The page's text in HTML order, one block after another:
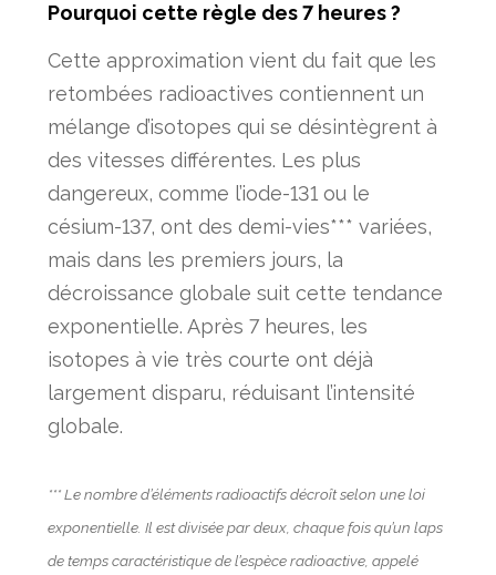
Pourquoi cette règle des 7 heures ?
Cette approximation vient du fait que les
retombées radioactives contiennent un
mélange d’isotopes qui se désintègrent à
des vitesses différentes. Les plus
dangereux, comme l’iode-131 ou le
césium-137, ont des demi-vies*** variées,
mais dans les premiers jours, la
décroissance globale suit cette tendance
exponentielle. Après 7 heures, les
isotopes à vie très courte ont déjà
largement disparu, réduisant l’intensité
globale.
*** Le nombre d’éléments radioactifs décroît selon une loi
exponentielle. Il est divisée par deux, chaque fois qu’un laps
de temps caractéristique de l’espèce radioactive, appelé